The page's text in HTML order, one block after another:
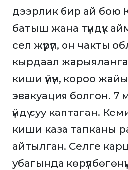
дээрлик бир ай бою
батыш жана түндүк
сел жүрүп, он чакты
кырдаал
киши үйүн, короо
эвакуация болгон. 7
үйдү суу каптаган.
киши каза тапканы
айтылган. Селге
убагында